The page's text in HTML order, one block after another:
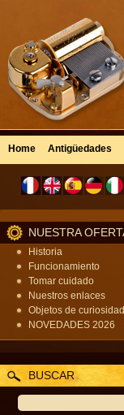
Home Antigüedades
NUESTRA
Historia
Funcionamiento
Tomar cuidado
Nuestros enlaces
Objetos de curiosidad
NOVEDADES 2026
BUSCAR